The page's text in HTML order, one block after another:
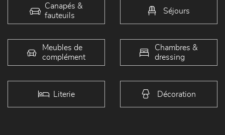
Canapés &
fauteuils
Séjours
Meubles de
complément
Chambres &
dressing
Literie Décoration